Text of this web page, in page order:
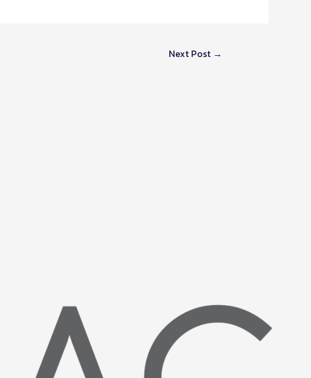
Next Post →